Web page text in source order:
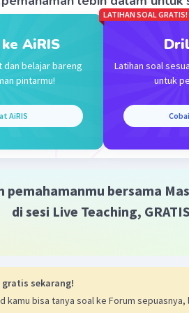
kutub karena bidang proyeksi
dengan menempatkan titik kutub
disimpulkan bahwa daerah kutub
Balas
AiRIS
dan belajar bareng
pintarmu!
AiRIS
LATIHAN SOAL GRATIS!
Latihan soal
untuk
pemahamanmu bersama
di sesi Live Teaching,
gratis sekarang!
kamu bisa tanya soal ke Forum sepuasnya,